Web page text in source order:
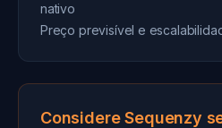
nativo
Preço previsível e
Considere Sequenzy